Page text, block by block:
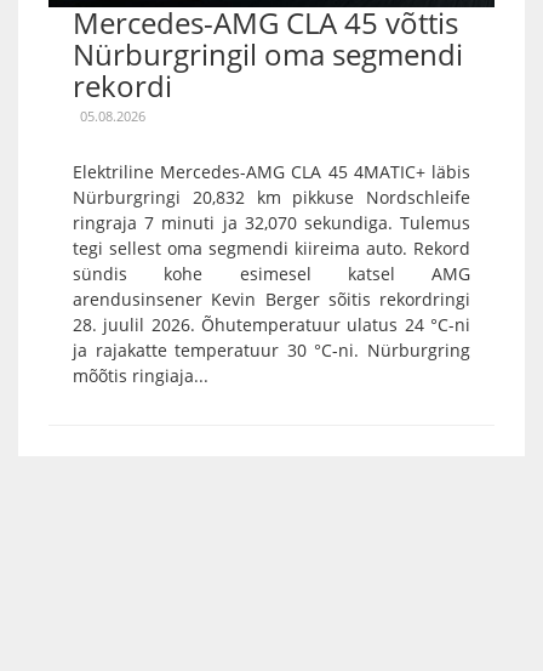
Mercedes-AMG CLA 45 võttis
Nürburgringil oma segmendi
rekordi
05.08.2026
Elektriline Mercedes-AMG CLA 45 4MATIC+ läbis
Nürburgringi 20,832 km pikkuse Nordschleife
ringraja 7 minuti ja 32,070 sekundiga. Tulemus
tegi sellest oma segmendi kiireima auto. Rekord
sündis kohe esimesel katsel AMG
arendusinsener Kevin Berger sõitis rekordringi
28. juulil 2026. Õhutemperatuur ulatus 24 °C-ni
ja rajakatte temperatuur 30 °C-ni. Nürburgring
mõõtis ringiaja...